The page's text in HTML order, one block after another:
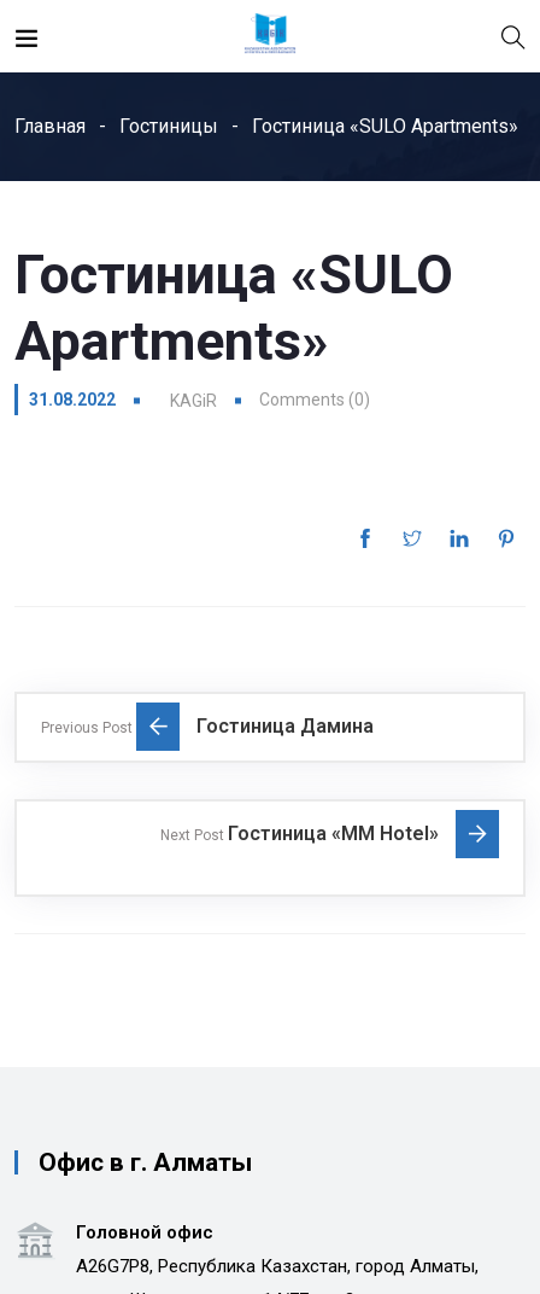
Главная Гостиницы Гостиница «SULO Apartments»
Гостиница «SULO
Apartments»
31.08.2022 KAGiR Comments (0)
Previous Post Гостиница Дамина
Next Post Гостиница «MM Hotel»
Офис в г. Алматы
Головной офис
A26G7P8, Республика Казахстан, город Алматы,